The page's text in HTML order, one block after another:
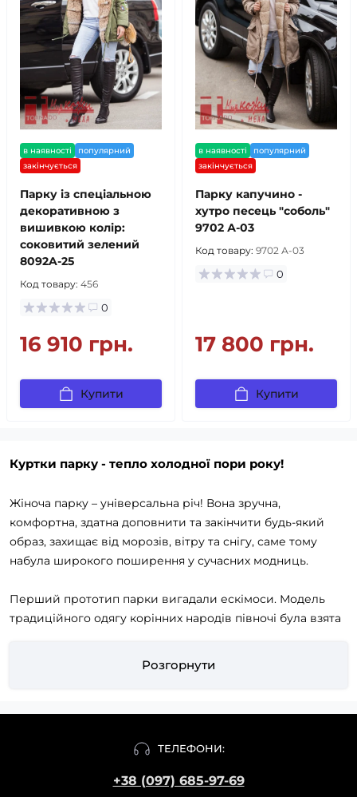
в наявності
популярний
закінчується
Парку із спеціальною
декоративною з
вишивкою колір:
соковитий зелений
8092A-25
Код товару: 456
0
16 910 грн.
Купити
в наявності
популярний
закінчується
Парку капучино -
хутро песець "соболь"
9702 А-03
Код товару: 9702 А-03
0
17 800 грн.
Купити
Куртки парку - тепло холодної пори року!
Жіноча парку – універсальна річ! Вона зручна,
комфортна, здатна доповнити та закінчити будь-який
образ, захищає від морозів, вітру та снігу, саме тому
набула широкого поширення у сучасних модниць.
Перший прототип парки вигадали ескімоси. Модель
традиційного одягу корінних народів півночі була взята
з'явилася в далекі 50-ті роки минулого століття, така
солдатів, а пізніше почала радувати і зігрівати
модельєри створюють яскраві та стильні моделі курток.
Розгорнути
ТЕЛЕФОНИ:
+38 (097) 685-97-69